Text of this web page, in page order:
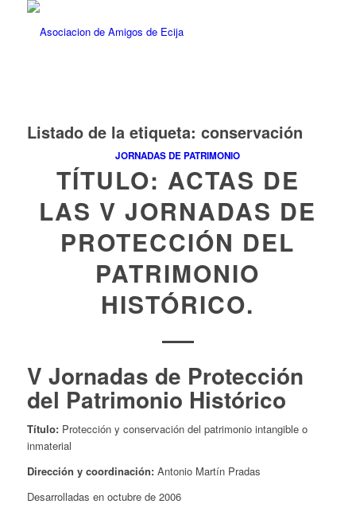
Listado de la etiqueta: conservación
JORNADAS DE PATRIMONIO
TÍTULO: ACTAS DE
LAS V JORNADAS DE
PROTECCIÓN DEL
PATRIMONIO
HISTÓRICO.
V Jornadas de Protección
del Patrimonio Histórico
Título:Protección y conservación del patrimonio intangible o
inmaterial
Dirección y coordinación:Antonio Martín Pradas
Desarrolladas en octubre de 2006